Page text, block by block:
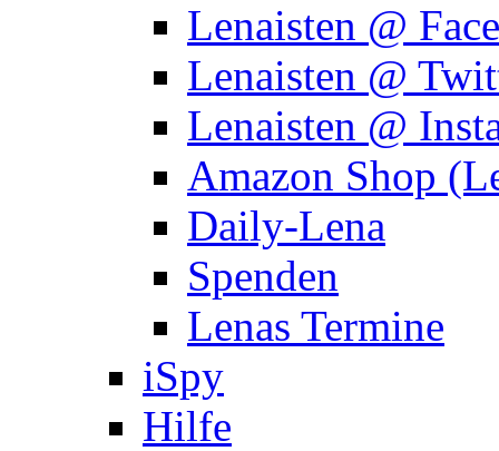
Lenaisten @
Lenaisten @
Lenaisten @
Amazon Shop
Daily-Lena
Spenden
Lenas Termine
iSpy
Hilfe